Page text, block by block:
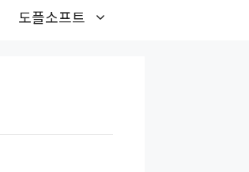
도플소프트